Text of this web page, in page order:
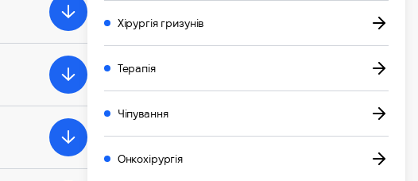
Хірургія гризунів
Терапія
Чіпування
Онкохірургія